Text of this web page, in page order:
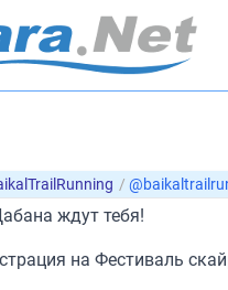
/
ждут тебя!
на Фестиваль